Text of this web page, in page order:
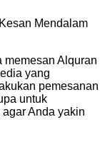
Mendalam
memesan Alquran
yang
pemesanan
untuk
Anda yakin